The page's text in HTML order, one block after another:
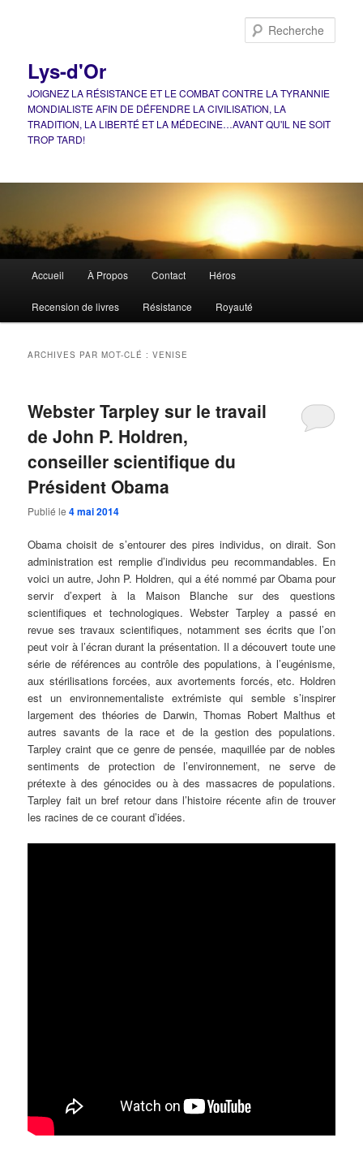
Lys-d'Or
JOIGNEZ LA RÉSISTANCE ET LE COMBAT CONTRE LA TYRANNIE
MONDIALISTE AFIN DE DÉFENDRE LA CIVILISATION, LA
TRADITION, LA LIBERTÉ ET LA MÉDECINE…AVANT QU'IL NE SOIT
TROP TARD!
principal
Accueil À Propos Contact Héros
Recension de livres Résistance Royauté
ARCHIVES PAR MOT-CLÉ :VENISE
Webster Tarpley sur le travail
de John P. Holdren,
conseiller scientifique du
Président Obama
Publié le4 mai 2014
Obama choisit de s’entourer des pires individus, on dirait. Son
administration est remplie d’individus peu recommandables. En
voici un autre, John P. Holdren, qui a été nommé par Obama pour
servir d’expert à la Maison Blanche sur des questions
scientifiques et technologiques. Webster Tarpley a passé en
revue ses travaux scientifiques, notamment ses écrits que l’on
peut voir à l’écran durant la présentation. Il a découvert toute une
série de références au contrôle des populations, à l’eugénisme,
aux stérilisations forcées, aux avortements forcés, etc. Holdren
est un environnementaliste extrémiste qui semble s’inspirer
largement des théories de Darwin, Thomas Robert Malthus et
autres savants de la race et de la gestion des populations.
Tarpley craint que ce genre de pensée, maquillée par de nobles
sentiments de protection de l’environnement, ne serve de
prétexte à des génocides ou à des massacres de populations.
Tarpley fait un bref retour dans l’histoire récente afin de trouver
les racines de ce courant d’idées.